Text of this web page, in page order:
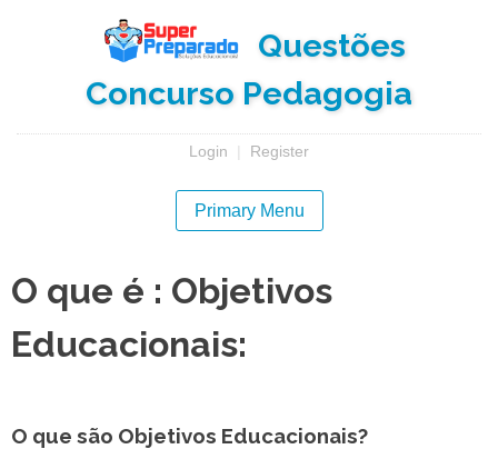
Questões
Concurso Pedagogia
Login | Register
Primary Menu
O que é : Objetivos
Educacionais:
O que são Objetivos Educacionais?